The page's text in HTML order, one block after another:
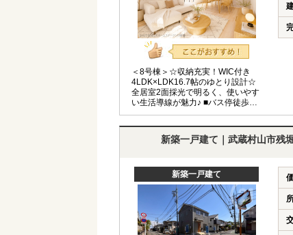
＜8号棟＞☆収納充実！WIC付き
4LDK×LDK16.7帖のゆとり設計☆
全居室2面採光で明るく、使いやす
い生活導線が魅力♪ ■バス停徒歩3
分■多摩モノレール新駅徒歩10分■
歩5分以内■
新築一戸建て｜武蔵村山市残
新築一戸建て